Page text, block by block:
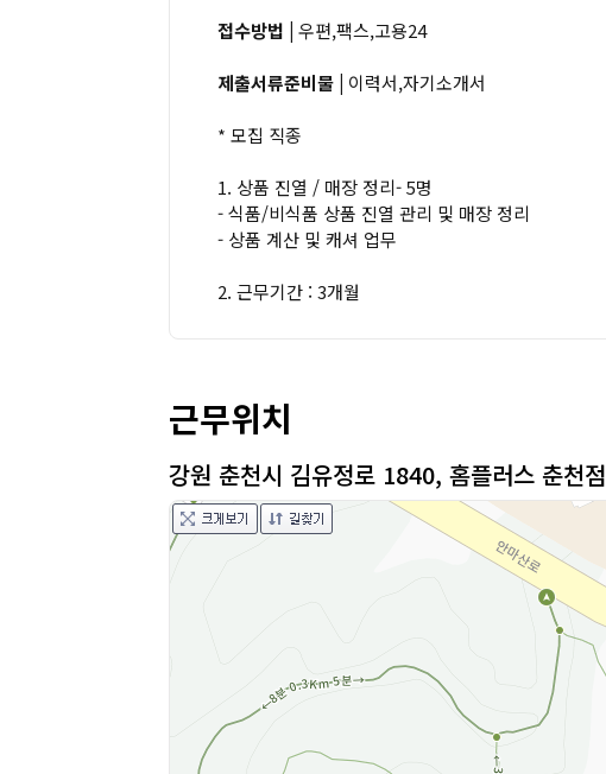
접수방법 | 우편,팩스,고용24
제출서류준비물 | 이력서,자기소개서
* 모집 직종
1. 상품 진열 / 매장 정리- 5명
- 식품/비식품 상품 진열 관리 및 매장 정리
- 상품 계산 및 캐셔 업무
2. 근무기간 : 3개월
근무위치
강원 춘천시 김유정로 1840, 홈플러스 춘천점